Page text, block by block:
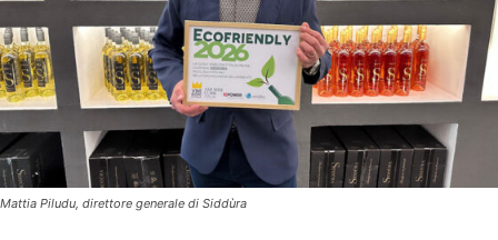
Mattia Piludu, direttore generale di Siddùra